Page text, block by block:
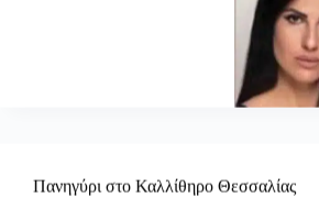
Πανηγύρι στο Καλλίθηρο Θεσσαλίας